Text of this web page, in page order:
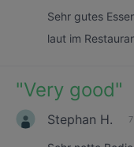
Sehr gutes
laut im
"Very good"
Stephan H.